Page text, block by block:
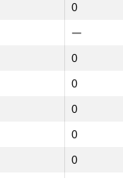
0
—
0
0
0
0
0